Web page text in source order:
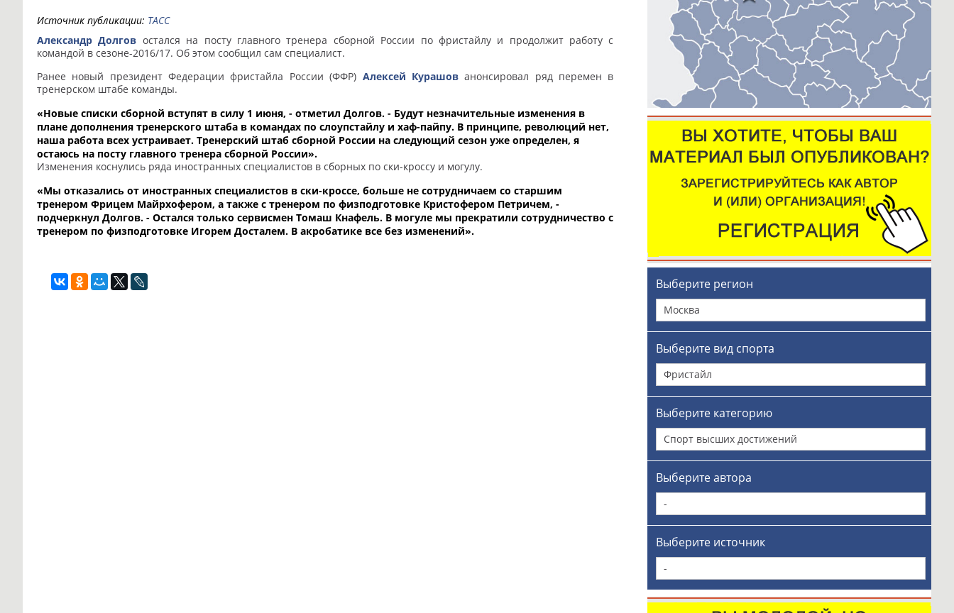
Источник публикации: ТАСС
Александр Долгов остался на посту главного тренера сборной России по фристайлу и продолжит работу с
командой в сезоне-2016/17. Об этом сообщил сам специалист.
Ранее новый президент Федерации фристайла России (ФФР) Алексей Курашованонсировал ряд перемен в
тренерском штабе команды.
«Новые списки сборной вступят в силу 1 июня, - отметил Долгов. - Будут незначительные изменения в
плане дополнения тренерского штаба в командах по слоупстайлу и хаф-пайпу. В принципе, революций нет,
наша работа всех устраивает. Тренерский штаб сборной России на следующий сезон уже определен, я
остаюсь на посту главного тренера сборной России».
Изменения коснулись ряда иностранных специалистов в сборных по ски-кроссу и могулу.
«Мы отказались от иностранных специалистов в ски-кроссе, больше не сотрудничаем со старшим
тренером Фрицем Майрхофером, а также с тренером по физподготовке Кристофером Петричем, -
подчеркнул Долгов. - Остался только сервисмен Томаш Кнафель. В могуле мы прекратили сотрудничество с
тренером по физподготовке Игорем Досталем. В акробатике все без изменений».
Выберите регион
Москва
Выберите вид спорта
Фристайл
Выберите категорию
Спорт высших достижений
Выберите автора
-
Выберите источник
-